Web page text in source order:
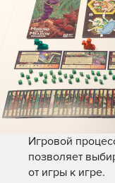
Игровой
позволяет
от игры к игре.